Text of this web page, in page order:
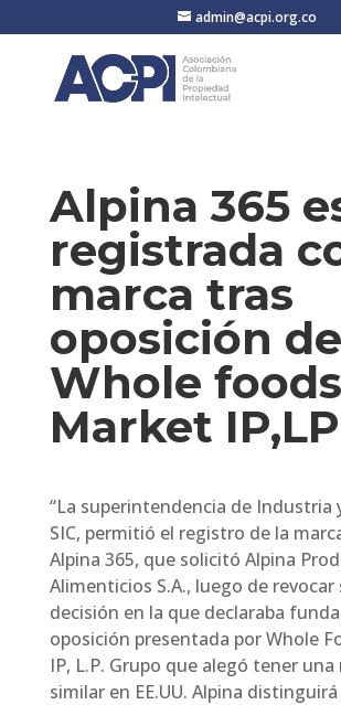
admin@acpi.org.co
Alpina 365
registrada
marca tras
oposición de
Whole foods
Market IP,LP
“La superintendencia de Industria
SIC, permitió el registro de la
Alpina 365, que solicitó Alpina
Alimenticios S.A., luego de revocar
decisión en la que declaraba
oposición presentada por Whole
IP, L.P. Grupo que alegó tener una
similar en EE.UU. Alpina